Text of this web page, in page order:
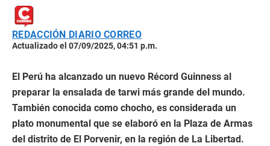
REDACCIÓN DIARIO CORREO
Actualizado el 07/09/2025, 04:51 p.m.
El Perú ha alcanzado un nuevo Récord Guinness al
preparar la ensalada de tarwi más grande del mundo.
También conocida como chocho, es considerada un
plato monumental que se elaboró en la Plaza de Armas
del distrito de El Porvenir, en la región de La Libertad.